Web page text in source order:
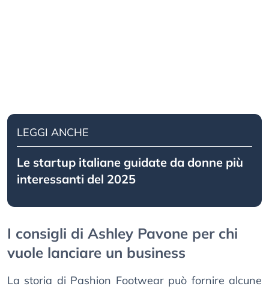
LEGGI ANCHE
Le startup italiane guidate da donne più
interessanti del 2025
I consigli di Ashley Pavone per chi
vuole lanciare un business
La storia di Pashion Footwear può fornire alcune